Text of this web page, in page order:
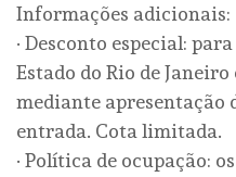
Informações adicionais:
· Desconto especial:
Estado do Rio de Janeiro
mediante apresentação
entrada. Cota limitada.
· Política de ocupação: